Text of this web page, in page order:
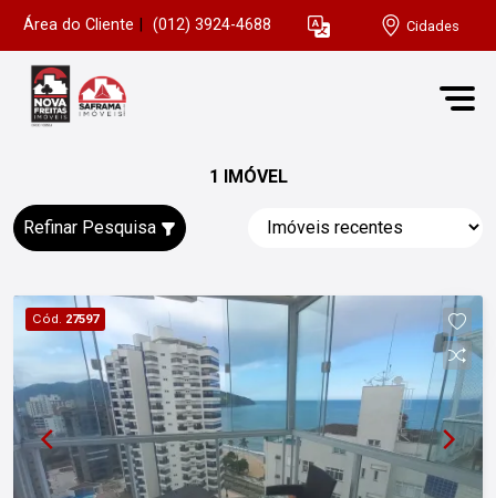
Área do Cliente (012) 3924-4688 Cidades
1 IMÓVEL
Refinar Pesquisa
Cód. 27597